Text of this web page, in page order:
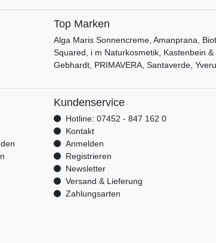
Top Marken
Alga Maris Sonnencreme, Amanprana,
Squared, i m Naturkosmetik, Kastenbein
Gebhardt, PRIMAVERA, Santaverde,
Kundenservice
Hotline: 07452 - 847 162 0
Kontakt
Anmelden
Registrieren
Newsletter
Versand & Lieferung
Zahlungsarten